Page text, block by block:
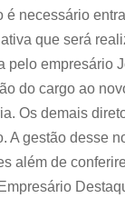
necessário
que será
pelo empresário
do cargo ao
Os demais
A gestão desse
além de